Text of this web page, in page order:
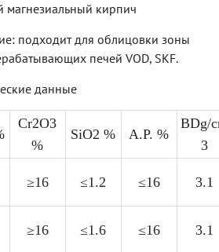
магнезиальный кирпич
подходит для облицовки зоны
печей VOD, SKF.
данные
Cr2O3
%
SiO2 % A.P. %
BDg/
3
≥16 ≤1.2 ≤16 3.1
≥16 ≤1.6 ≤16 3.1